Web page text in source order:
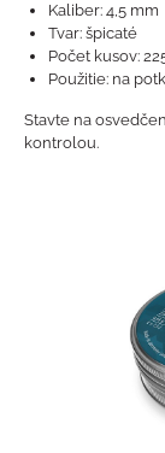
Kaliber: 4,5 mm
Tvar: špicaté
Počet kusov:
Použitie: na
Stavte na
kontrolou.